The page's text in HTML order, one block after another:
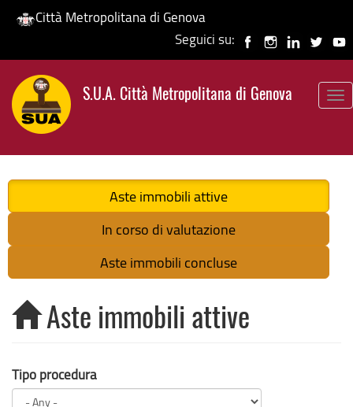
Salta
contenuto
principale
Città Metropolitana di Genova
Seguici su:
S.U.A. Città Metropolitana di Genova
Aste immobili attive
In corso di valutazione
Aste immobili concluse
Aste immobili attive
Tipo procedura